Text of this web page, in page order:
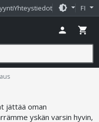
Yhteystiedot brightness_medium FI
person shopping_cart
jättää oman
yskän varsin hyvin,